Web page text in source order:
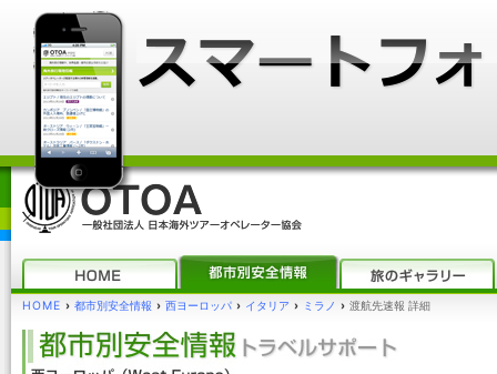
HOME › 都市別安全情報 › 西ヨーロッパ › イタリア › ミラノ › 渡航先速報 詳細